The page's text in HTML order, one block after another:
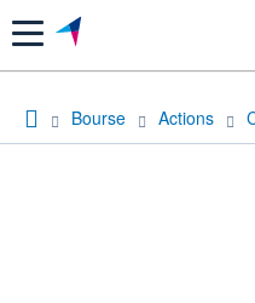
Menu
Bourse Actions